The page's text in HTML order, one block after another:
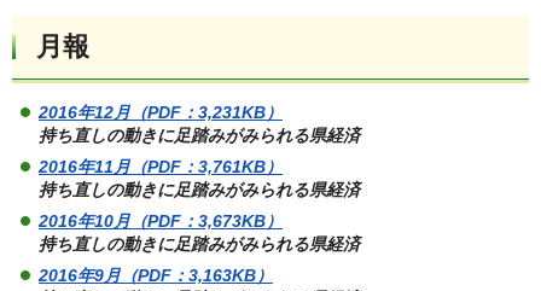
月報
2016年12月（PDF：3,231KB）
持ち直しの動きに足踏みがみられる県経済
2016年11月（PDF：3,761KB）
持ち直しの動きに足踏みがみられる県経済
2016年10月（PDF：3,673KB）
持ち直しの動きに足踏みがみられる県経済
2016年9月（PDF：3,163KB）